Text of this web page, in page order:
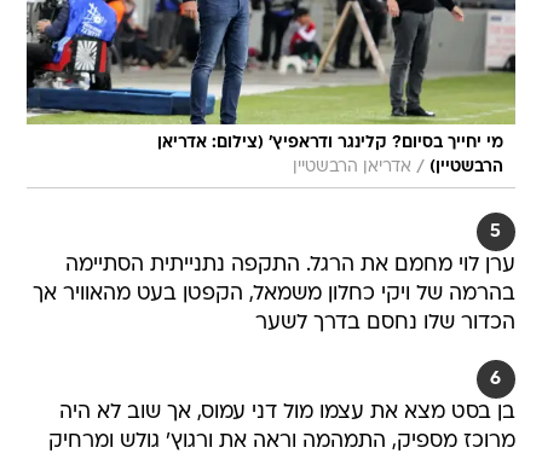
מי יחייך בסיום? קלינגר ודראפיץ' (צילום: אדריאן
הרבשטיין) / אדריאן הרבשטיין
5
ערן לוי מחמם את הרגל. התקפה נתנייתית הסתיימה
בהרמה של ויקי כחלון משמאל, הקפטן בעט מהאוויר אך
הכדור שלו נחסם בדרך לשער
6
בן בסט מצא את עצמו מול דני עמוס, אך שוב לא היה
מרוכז מספיק, התמהמה וראה את ורגוץ' גולש ומרחיק